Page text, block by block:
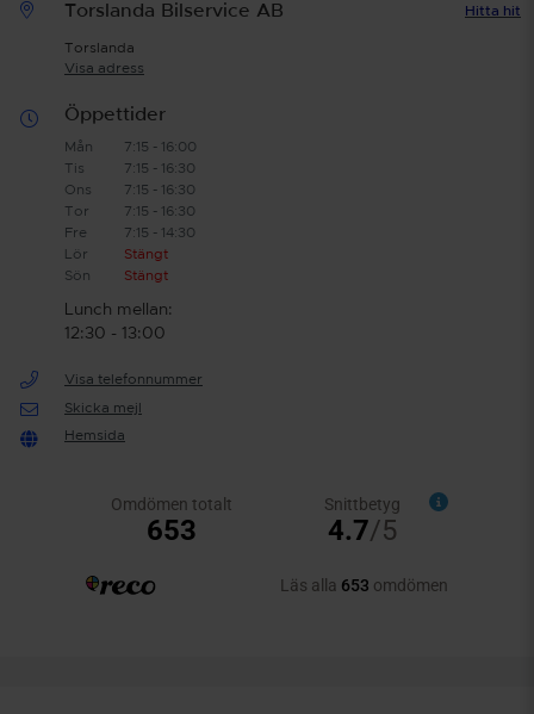
Torslanda Bilservice AB
Torslanda
Visa adress
Hitta hit
Öppettider
Mån
7:15 - 16:00
Tis
7:15 - 16:30
Ons
7:15 - 16:30
Tor
7:15 - 16:30
Fre
7:15 - 14:30
Lör
Stängt
Sön
Stängt
Lunch mellan:
12:30 - 13:00
Visa telefonnummer
Skicka mejl
Hemsida